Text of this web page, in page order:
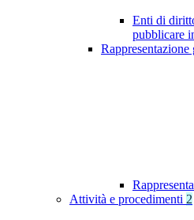
Enti di
pubblicare
Rappresentazione
Attività e procedimenti 2